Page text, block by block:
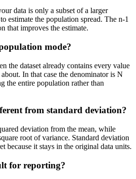
data is only a subset of a larger
estimate the population spread. The n-1
that improves the estimate.
mode?
the dataset already contains every value
In that case the denominator is N
the entire population rather than
from standard deviation?
deviation from the mean, while
root of variance. Standard deviation
because it stays in the original data units.
for reporting?